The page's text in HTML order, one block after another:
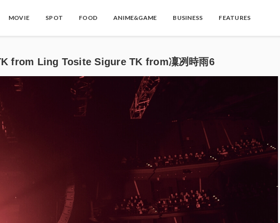
MOVIE SPOT FOOD ANIME&GAME BUSINESS FEATURES
from Ling Tosite Sigure TK from凜冽時雨6